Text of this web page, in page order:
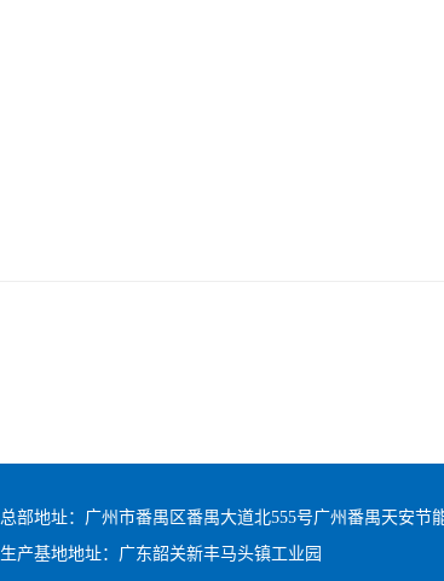
总部地址：广州市番禺区番禺大道北555号广州番禺天安节
生产基地地址：广东韶关新丰马头镇工业园